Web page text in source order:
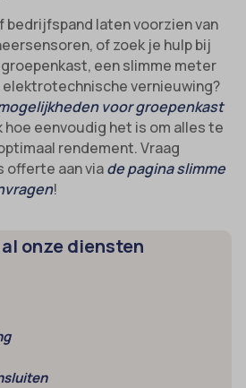
bedrijfspand laten voorzien van
of zoek je hulp bij
een slimme meter
vernieuwing?
voor groepenkast
eenvoudig het is om alles te
rendement. Vraag
offerte aan viade pagina slimme
!
onze diensten